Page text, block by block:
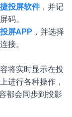
投屏软件，并记
码。
屏APP ，并选择
接。
将实时显示在投
进行各种操作，
都会同步到投影